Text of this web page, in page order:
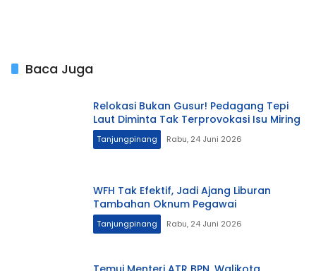
Baca Juga
Relokasi Bukan Gusur! Pedagang Tepi
Laut Diminta Tak Terprovokasi Isu Miring
Tanjungpinang Rabu, 24 Juni 2026
WFH Tak Efektif, Jadi Ajang Liburan
Tambahan Oknum Pegawai
Tanjungpinang Rabu, 24 Juni 2026